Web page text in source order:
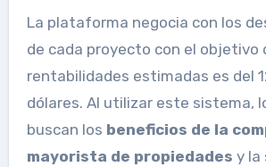
La plataforma negocia con los
de cada proyecto con el objetivo
rentabilidades estimadas es del
dólares. Al utilizar este sistema,
buscan los beneficios de la
mayorista de propiedades y la